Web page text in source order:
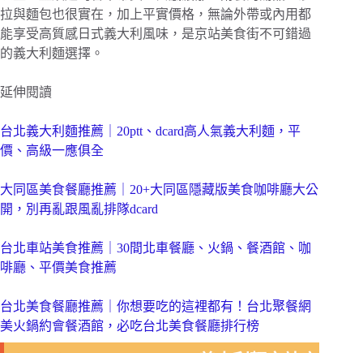
拉與麵包也很實在，加上平實價格，無論外帶或內用都
能享受高質感日式義大利風味，是京站美食街不可錯過
的義大利麵選擇。
延伸閱讀
台北義大利麵推薦｜20ptt、dcard高人氣義大利麵，平
價、高級一應俱全
大同區美食餐廳推薦｜20+大同區隱藏版美食咖啡廳大公
開，別再亂跟風亂排隊dcard
台北車站美食推薦｜30間北車餐廳、火鍋、餐酒館、咖
啡廳、平價美食推薦
台北美食餐廳推薦｜你想要吃的這裡都有！台北聚餐網
美火鍋約會餐酒館，必吃台北美食餐廳排行榜